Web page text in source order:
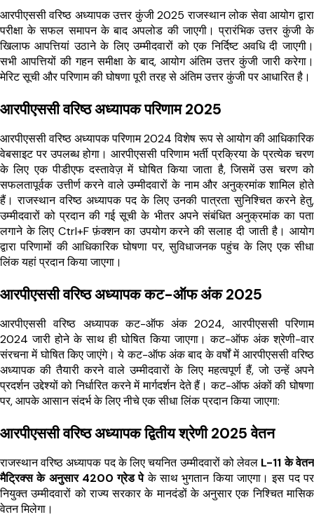
आरपीएससी वरिष्ठ अध्यापक उत्तर कुंजी 2025 राजस्थान लोक सेवा आयोग द्वारा
परीक्षा के सफल समापन के बाद अपलोड की जाएगी। प्रारंभिक उत्तर कुंजी के
खिलाफ आपत्तियां उठाने के लिए उम्मीदवारों को एक निर्दिष्ट अवधि दी जाएगी।
सभी आपत्तियों की गहन समीक्षा के बाद, आयोग अंतिम उत्तर कुंजी जारी करेगा।
मेरिट सूची और परिणाम की घोषणा पूरी तरह से अंतिम उत्तर कुंजी पर आधारित है।
आरपीएससी वरिष्ठ अध्यापक परिणाम 2025
आरपीएससी वरिष्ठ अध्यापक परिणाम 2024 विशेष रूप से आयोग की आधिकारिक
वेबसाइट पर उपलब्ध होगा। आरपीएससी परिणाम भर्ती प्रक्रिया के प्रत्येक चरण
के लिए एक पीडीएफ दस्तावेज़ में घोषित किया जाता है, जिसमें उस चरण को
सफलतापूर्वक उत्तीर्ण करने वाले उम्मीदवारों के नाम और अनुक्रमांक शामिल होते
हैं। राजस्थान वरिष्ठ अध्यापक पद के लिए उनकी पात्रता सुनिश्चित करने हेतु,
उम्मीदवारों को प्रदान की गई सूची के भीतर अपने संबंधित अनुक्रमांक का पता
लगाने के लिए Ctrl+F फ़ंक्शन का उपयोग करने की सलाह दी जाती है। आयोग
द्वारा परिणामों की आधिकारिक घोषणा पर, सुविधाजनक पहुंच के लिए एक सीधा
लिंक यहां प्रदान किया जाएगा।
आरपीएससी वरिष्ठ अध्यापक कट-ऑफ अंक 2025
आरपीएससी वरिष्ठ अध्यापक कट-ऑफ अंक 2024, आरपीएससी परिणाम
2024 जारी होने के साथ ही घोषित किया जाएगा। कट-ऑफ अंक श्रेणी-वार
संरचना में घोषित किए जाएंगे। ये कट-ऑफ अंक बाद के वर्षों में आरपीएससी वरिष्ठ
अध्यापक की तैयारी करने वाले उम्मीदवारों के लिए महत्वपूर्ण हैं, जो उन्हें अपने
प्रदर्शन उद्देश्यों को निर्धारित करने में मार्गदर्शन देते हैं। कट-ऑफ अंकों की घोषणा
पर, आपके आसान संदर्भ के लिए नीचे एक सीधा लिंक प्रदान किया जाएगा:
आरपीएससी वरिष्ठ अध्यापक द्वितीय श्रेणी 2025 वेतन
राजस्थान वरिष्ठ अध्यापक पद के लिए चयनित उम्मीदवारों को लेवल L-11 के वेतन
मैट्रिक्स के अनुसार ₹4200 ग्रेड पेके साथ भुगतान किया जाएगा। इस पद पर
नियुक्त उम्मीदवारों को राज्य सरकार के मानदंडों के अनुसार एक निश्चित मासिक
वेतन मिलेगा।